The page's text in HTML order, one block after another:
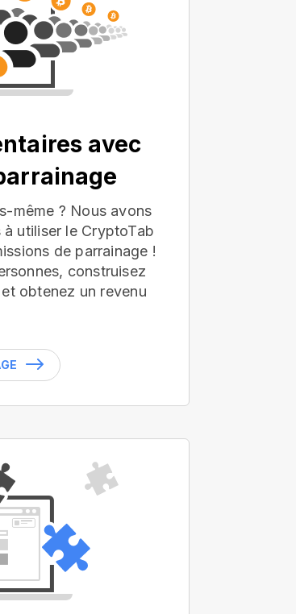
avec
même ? Nous avons
utiliser le CryptoTab
de parrainage !
construisez
obtenez un revenu